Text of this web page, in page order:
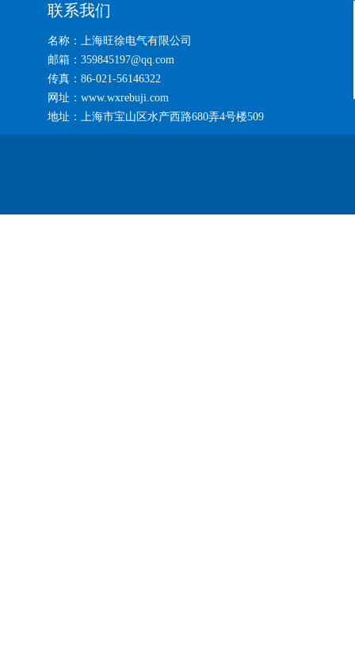
联系我们
名称：上海旺徐电气有限公司
邮箱：359845197@qq.com
传真：86-021-56146322
网址：www.wxrebuji.com
地址：上海市宝山区水产西路680弄4号楼509